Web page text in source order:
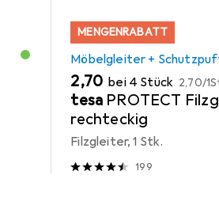
MENGENRABATT
Möbelgleiter +
EUR
2,70 bei 4 Stück EUR
2,70/
tesa PROTECT
rechteckig
Filzgleiter, 1 Stk.
199